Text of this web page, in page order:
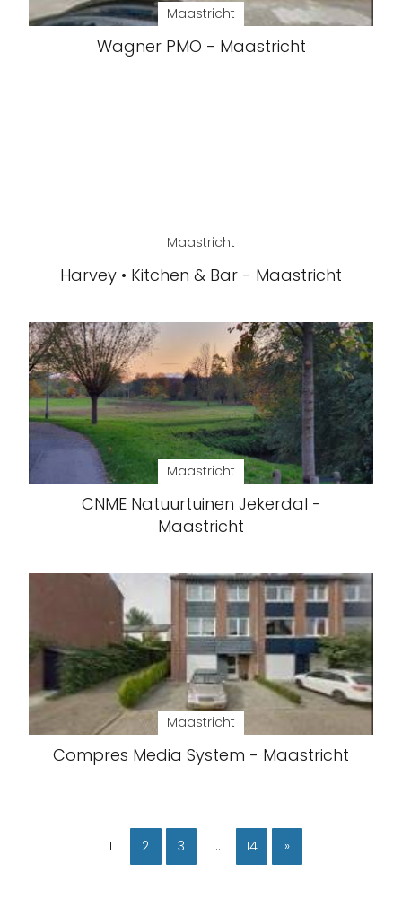
Maastricht
Wagner PMO - Maastricht
Maastricht
Harvey • Kitchen & Bar - Maastricht
Maastricht
CNME Natuurtuinen Jekerdal -
Maastricht
Maastricht
Compres Media System - Maastricht
1 2 3 … 14 »